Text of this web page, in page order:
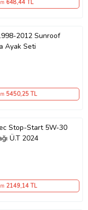
648,44 TL
2012 Sunroof
Ayak Seti
5450,25 TL
Stop-Start 5W-30
Ü.T 2024
2149,14 TL